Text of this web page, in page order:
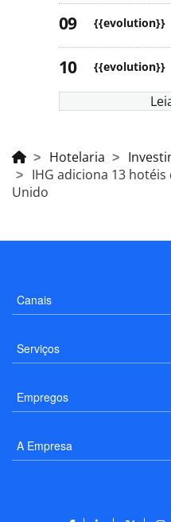
{{evolution}}
{{evolution}}
Hotelaria
IHG adiciona 13
Unido
Canais
Serviços
Empregos
A Empresa